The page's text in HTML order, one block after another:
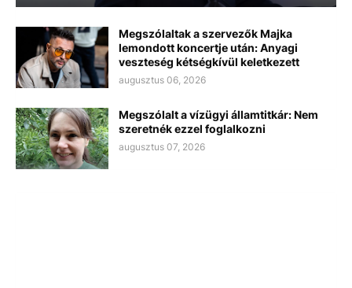
Megszólaltak a szervezők Majka
lemondott koncertje után: Anyagi
veszteség kétségkívül keletkezett
augusztus 06, 2026
Megszólalt a vízügyi államtitkár: Nem
szeretnék ezzel foglalkozni
augusztus 07, 2026